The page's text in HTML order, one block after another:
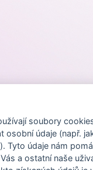
soubory
osobní údaje (např.
Tyto údaje nám
a ostatní naše